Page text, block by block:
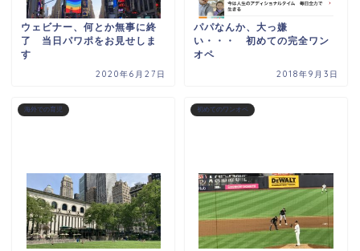
ウェビナー、何とか無事に終
了 当日パワポをお見せしま
す
2020年6月27日
パパなんか、大っ嫌
い・・・ 初めての完全ワン
オペ
2018年9月3日
海外での育児 初めてのワンオペ